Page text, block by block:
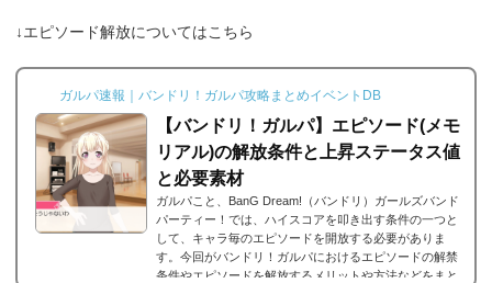
↓エピソード解放についてはこちら
ガルパ速報｜バンドリ！ガルパ攻略まとめイベントDB
【バンドリ！ガルパ】エピソード(メモ
リアル)の解放条件と上昇ステータス値
と必要素材
ガルパこと、BanG Dream!（バンドリ）ガールズバンド
パーティー！では、ハイスコアを叩き出す条件の一つと
して、キャラ毎のエピソードを開放する必要がありま
す。今回がバンドリ！ガルパにおけるエピソードの解禁
条件やエピソードを解放するメリットや方法などをまと